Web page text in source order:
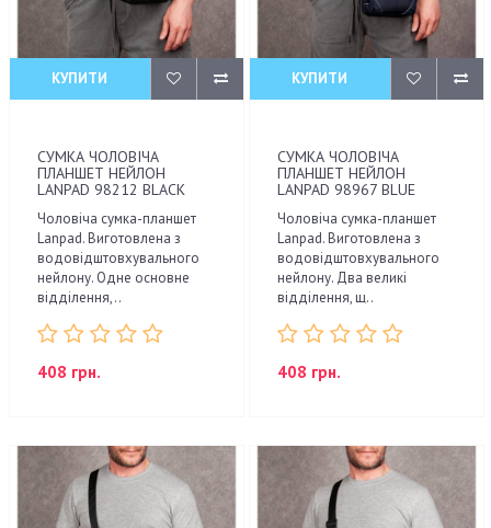
КУПИТИ
СУМКА ЧОЛОВІЧА
ПЛАНШЕТ НЕЙЛОН
LANPAD 98212 BLACK
Чоловіча сумка-планшет
Lanpad. Виготовлена з
водовідштовхувального
нейлону. Одне основне
відділення,..
408 грн.
КУПИТИ
СУМКА ЧОЛОВІЧА
ПЛАНШЕТ НЕЙЛОН
LANPAD 98967 BLUE
Чоловіча сумка-планшет
Lanpad. Виготовлена з
водовідштовхувального
нейлону. Два великі
відділення, щ..
408 грн.